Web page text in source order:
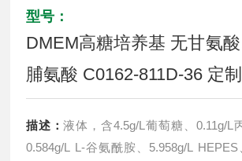
型号：
DMEM高糖培养基 无甘氨酸
脯氨酸 C0162-811D-36 定制
描述：液体，含4.5g/L葡萄糖、0.11g/L
0.584g/L L-谷氨酰胺、5.958g/L